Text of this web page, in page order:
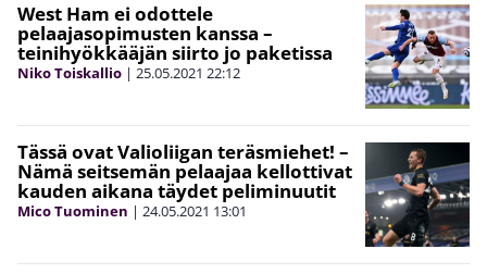
West Ham ei odottele
pelaajasopimusten kanssa –
teinihyökkääjän siirto jo paketissa
Niko Toiskallio | 25.05.2021 22:12
Tässä ovat Valioliigan teräsmiehet! –
Nämä seitsemän pelaajaa kellottivat
kauden aikana täydet peliminuutit
Mico Tuominen | 24.05.2021 13:01